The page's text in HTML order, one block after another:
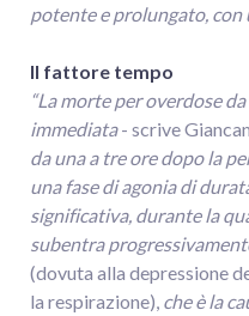
potente e prolungato, con
Il fattore tempo
“La morte per overdose
immediata- scrive
da una a tre ore dopo la
una fase di agonia di
significativa, durante la
subentra
(dovuta alla depressione
la respirazione), che è la